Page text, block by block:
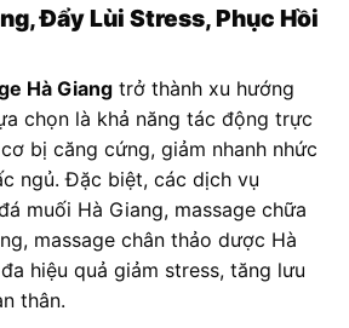
Đẩy Lùi Stress, Phục Hồi
Hà Giang trở thành xu hướng
chọn là khả năng tác động trực
bị căng cứng, giảm nhanh nhức
ngủ. Đặc biệt, các dịch vụ
muối Hà Giang, massage chữa
massage chân thảo dược Hà
hiệu quả giảm stress, tăng lưu
thân.